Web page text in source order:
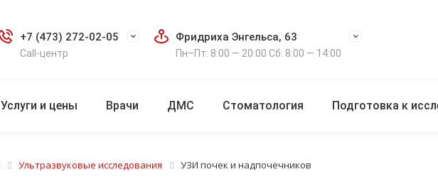
+7 (473) 272-02-05
Call-центр
Фридриха Энгельса, 63
Пн–Пт: 8:00 — 20:00 Сб: 8:00 — 14:00
Услуги и цены Врачи ДМС Стоматология Подготовка к
Ультразвуковые исследования УЗИ почек и надпочечников